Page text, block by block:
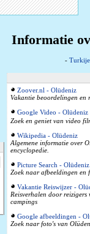
Informatie
- Turkije
Zoover.nl - Olüdeniz
Vakantie beoordelingen en
Google Video - Olüdeniz
Zoek en geniet van video
Wikipedia - Olüdeniz
Algemene informatie over
encyclopedie.
Picture Search - Olüdeniz
Zoek naar afbeeldingen en
Vakantie Reiswijzer -
Reisverhalen door reizigers
campings
Google afbeeldingen -
Zoek naar foto's van